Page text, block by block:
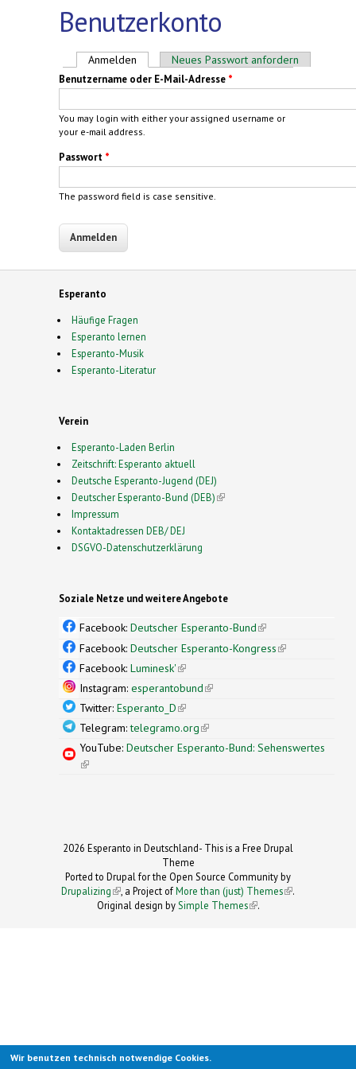
Benutzerkonto
Haupt-Reiter
Anmelden (aktiver Reiter)
Neues Passwort anfordern
Benutzername oder E-Mail-Adresse *
You may login with either your assigned username or
your e-mail address.
Passwort *
The password field is case sensitive.
Esperanto
Häufige Fragen
Esperanto lernen
Esperanto-Musik
Esperanto-Literatur
Verein
Esperanto-Laden Berlin
Zeitschrift: Esperanto aktuell
Deutsche Esperanto-Jugend (DEJ)
Deutscher Esperanto-Bund (DEB)(link is external)
Impressum
Kontaktadressen DEB/ DEJ
DSGVO-Datenschutzerklärung
Soziale Netze und weitere Angebote
Facebook: Deutscher Esperanto-Bund(link is
external)
Facebook: Deutscher Esperanto-Kongress(link is
Facebook: Luminesk'(link is external)
Instagram: esperantobund(link is external)
Twitter: Esperanto_D(link is external)
Telegram:telegramo.org(link is external)
YouTube: Deutscher Esperanto-Bund: Sehenswertes
(link is external)
2026 Esperanto in Deutschland- This is a Free Drupal
Theme
Ported to Drupal for the Open Source Community by
Drupalizing(link is external)
, a Project ofMore than (just) Themes (link is
.
Original design by Simple Themes
(link is
.
Wir benutzen technisch notwendige Cookies.